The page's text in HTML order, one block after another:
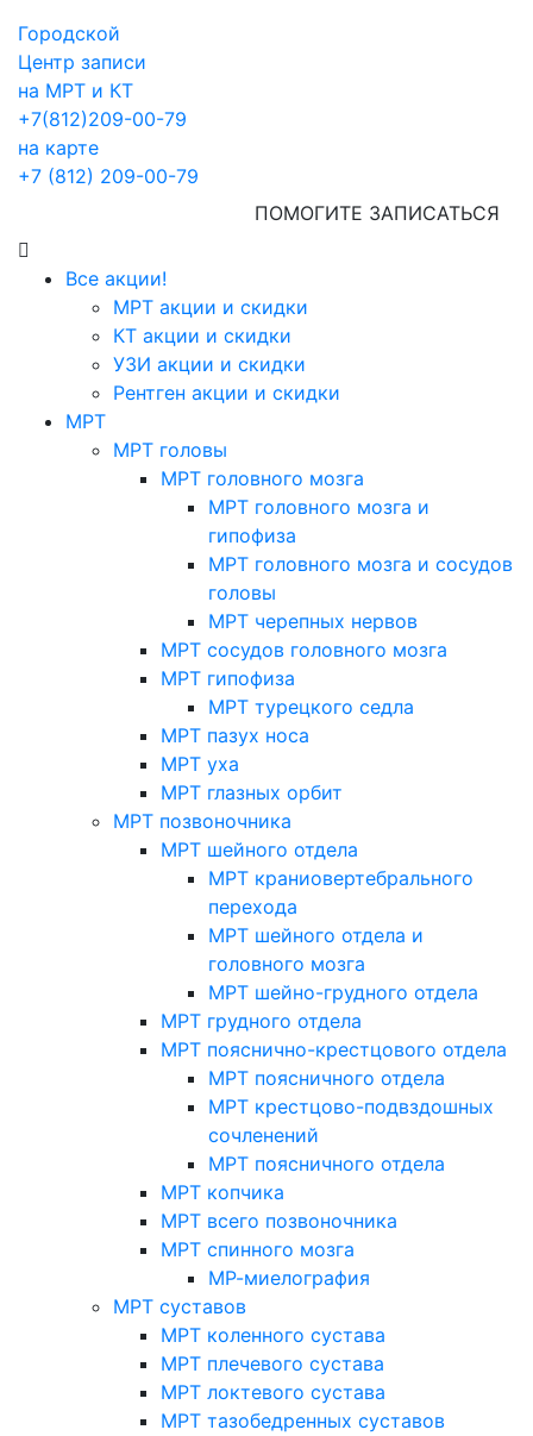
Городской
Центр записи
на МРТ и КТ
+7(812)209-00-79
на карте
+7 (812) 209-00-79
ПОМОГИТЕ ЗАПИСАТЬСЯ
Все акции!
МРТ акции и скидки
КТ акции и скидки
УЗИ акции и скидки
Рентген акции и скидки
МРТ
МРТ головы
МРТ головного мозга
МРТ головного мозга и
гипофиза
МРТ головного мозга и сосудов
головы
МРТ черепных нервов
МРТ сосудов головного мозга
МРТ гипофиза
МРТ турецкого седла
МРТ пазух носа
МРТ уха
МРТ глазных орбит
МРТ позвоночника
МРТ шейного отдела
МРТ краниовертебрального
перехода
МРТ шейного отдела и
головного мозга
МРТ шейно-грудного отдела
МРТ грудного отдела
МРТ пояснично-крестцового отдела
МРТ поясничного отдела
МРТ крестцово-подвздошных
сочленений
МРТ поясничного отдела
МРТ копчика
МРТ всего позвоночника
МРТ спинного мозга
МР-миелография
МРТ суставов
МРТ коленного сустава
МРТ плечевого сустава
МРТ локтевого сустава
МРТ тазобедренных суставов